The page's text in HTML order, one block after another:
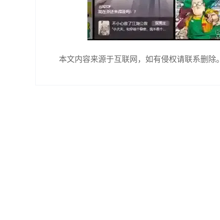
本文内容来源于互联网，如有侵权请联系删除